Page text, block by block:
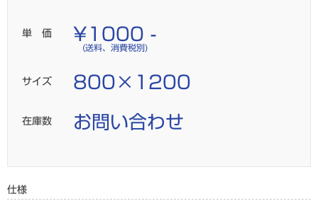
単 価 ¥1000 -
(送料、消費税別)
サイズ 800×1200
在庫数 お問い合わせ
仕様